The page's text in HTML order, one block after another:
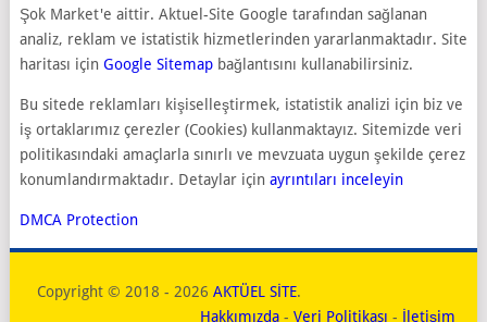
Şok Market'e aittir. Aktuel-Site Google tarafından sağlanan
analiz, reklam ve istatistik hizmetlerinden yararlanmaktadır. Site
haritası için Google Sitemapbağlantısını kullanabilirsiniz.
Bu sitede reklamları kişiselleştirmek, istatistik analizi için biz ve
iş ortaklarımız çerezler (Cookies) kullanmaktayız. Sitemizde veri
politikasındaki amaçlarla sınırlı ve mevzuata uygun şekilde çerez
konumlandırmaktadır. Detaylar için ayrıntıları inceleyin
DMCA Protection
Copyright © 2018 - 2026 AKTÜEL SİTE.
Hakkımızda -Veri Politikası - İletişim